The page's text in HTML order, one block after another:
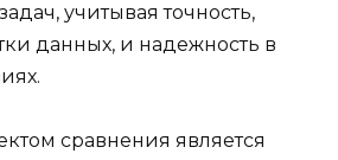
учитывая точность,
данных, и надежность в
сравнения является